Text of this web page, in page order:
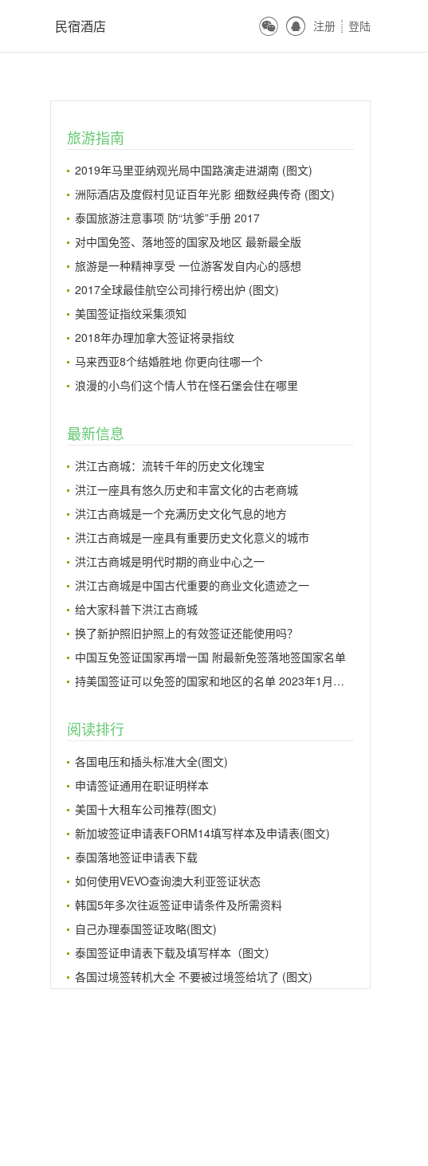
民宿酒店 ꀔ ꀓ 注册 ꀒ 登陆
旅游指南
2019年马里亚纳观光局中国路演走进湖南 (图文)
洲际酒店及度假村见证百年光影 细数经典传奇 (图文)
泰国旅游注意事项 防“坑爹”手册 2017
对中国免签、落地签的国家及地区 最新最全版
旅游是一种精神享受 一位游客发自内心的感想
2017全球最佳航空公司排行榜出炉 (图文)
美国签证指纹采集须知
2018年办理加拿大签证将录指纹
马来西亚8个结婚胜地 你更向往哪一个
浪漫的小鸟们这个情人节在怪石堡会住在哪里
最新信息
洪江古商城：流转千年的历史文化瑰宝
洪江一座具有悠久历史和丰富文化的古老商城
洪江古商城是一个充满历史文化气息的地方
洪江古商城是一座具有重要历史文化意义的城市
洪江古商城是明代时期的商业中心之一
洪江古商城是中国古代重要的商业文化遗迹之一
给大家科普下洪江古商城
换了新护照旧护照上的有效签证还能使用吗？
中国互免签证国家再增一国 附最新免签落地签国家名单
持美国签证可以免签的国家和地区的名单 2023年1月更新
阅读排行
各国电压和插头标准大全(图文)
申请签证通用在职证明样本
美国十大租车公司推荐(图文)
新加坡签证申请表FORM14填写样本及申请表(图文)
泰国落地签证申请表下载
如何使用VEVO查询澳大利亚签证状态
韩国5年多次往返签证申请条件及所需资料
自己办理泰国签证攻略(图文)
泰国签证申请表下载及填写样本（图文）
各国过境签转机大全 不要被过境签给坑了 (图文)